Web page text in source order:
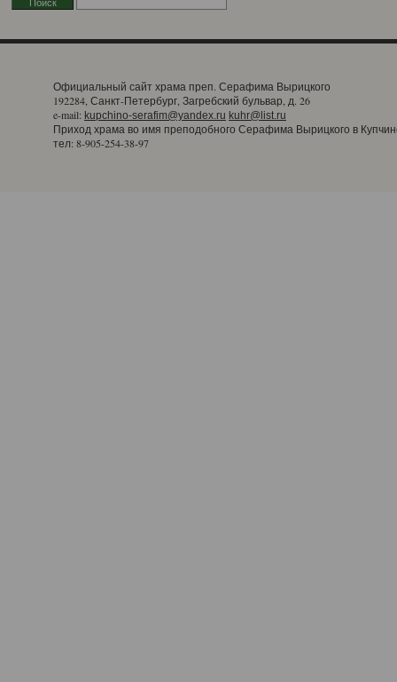
Официальный сайт храма преп. Серафима Вырицкого
192284, Санкт-Петербург, Загребский бульвар, д. 26
e-mail: kupchino-serafim@yandex.ru kuhr@list.ru
Приход храма во имя преподобного Серафима Вырицкого в
тел: 8-905-254-38-97